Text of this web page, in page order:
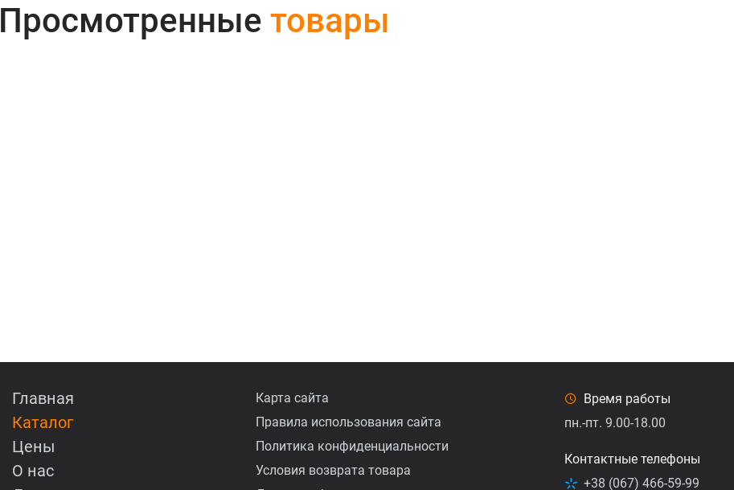
Просмотренные товары
Главная
Каталог
Цены
О нас
Карта сайта
Правила использования сайта
Политика конфиденциальности
Условия возврата товарa
Время работы
пн.-пт. 9.00-18.00
Контактные телефоны
+38 (067) 466-59-99